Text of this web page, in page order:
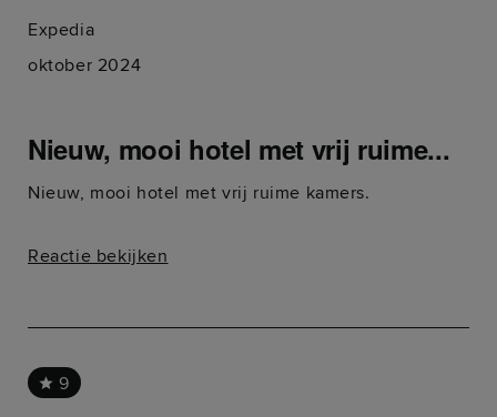
Expedia
oktober 2024
Nieuw, mooi hotel met vrij ruime...
Nieuw, mooi hotel met vrij ruime kamers.
Reactie bekijken
9